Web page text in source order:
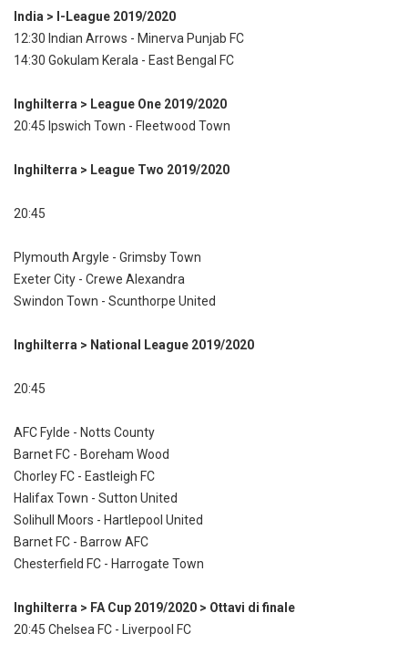
India > I-League 2019/2020
12:30 Indian Arrows - Minerva Punjab FC
14:30 Gokulam Kerala - East Bengal FC
Inghilterra > League One 2019/2020
20:45 Ipswich Town - Fleetwood Town
Inghilterra > League Two 2019/2020
20:45
Plymouth Argyle - Grimsby Town
Exeter City - Crewe Alexandra
Swindon Town - Scunthorpe United
Inghilterra > National League 2019/2020
20:45
AFC Fylde - Notts County
Barnet FC - Boreham Wood
Chorley FC - Eastleigh FC
Halifax Town - Sutton United
Solihull Moors - Hartlepool United
Barnet FC - Barrow AFC
Chesterfield FC - Harrogate Town
Inghilterra > FA Cup 2019/2020 > Ottavi di finale
20:45 Chelsea FC - Liverpool FC